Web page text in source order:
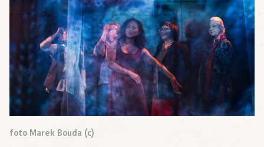
foto Marek Bouda (c)